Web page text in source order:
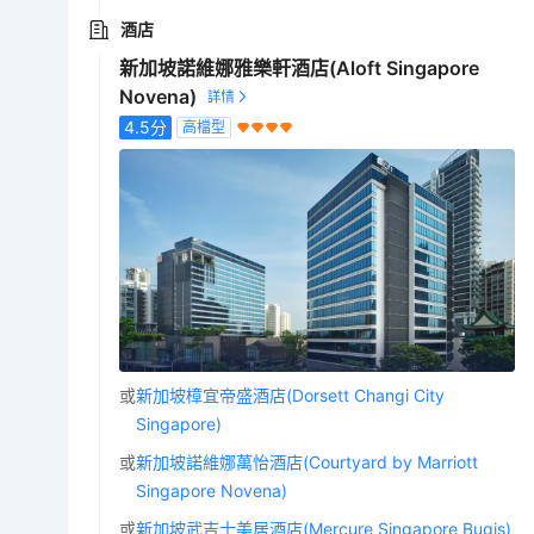
酒店
新加坡諾維娜雅樂軒酒店(Aloft Singapore
Novena)
4.5分 高檔型
或新加坡樟宜帝盛酒店(Dorsett Changi City
Singapore)
或新加坡諾維娜萬怡酒店(Courtyard by Marriott
Singapore Novena)
或新加坡武吉士美居酒店(Mercure Singapore Bugis)